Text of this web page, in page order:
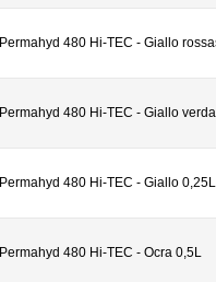
Permahyd 480 Hi-TEC - Giallo
Permahyd 480 Hi-TEC - Giallo
Permahyd 480 Hi-TEC - Giallo 0,25L
Permahyd 480 Hi-TEC - Ocra 0,5L